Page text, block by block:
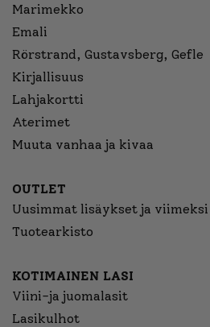
Marimekko
Emali
Rörstrand, Gustavsberg, Gefle
Kirjallisuus
Lahjakortti
Aterimet
Muuta vanhaa ja kivaa
OUTLET
Uusimmat lisäykset ja
Tuotearkisto
KOTIMAINEN LASI
Viini-ja juomalasit
Lasikulhot